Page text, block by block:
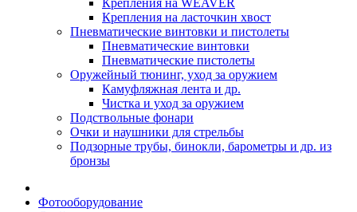
Крепления на WEAVER
Крепления на ласточкин хвост
Пневматические винтовки и пистолеты
Пневматические винтовки
Пневматические пистолеты
Оружейный тюнинг, уход за оружием
Камуфляжная лента и др.
Чистка и уход за оружием
Подствольные фонари
Очки и наушники для стрельбы
Подзорные трубы, бинокли, барометры и др. из
бронзы
Фотооборудование